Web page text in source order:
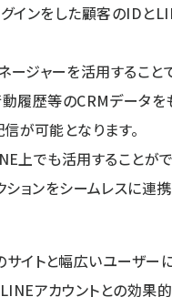
インをした顧客のIDと
ージャーを活用すること
履歴等のCRMデータを
が可能となります。
上でも活用することが
ョンをシームレスに連
サイトと幅広いユーザ
アカウントとの効果